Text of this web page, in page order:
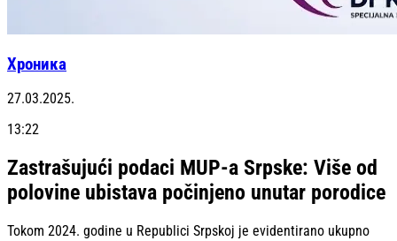
Хроника
27.03.2025.
13:22
Zastrašujući podaci MUP-a Srpske: Više od
polovine ubistava počinjeno unutar porodice
Tokom 2024. godine u Republici Srpskoj je evidentirano ukupno